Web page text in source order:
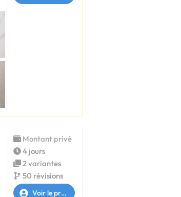
Montant privé
4 jours
2 variantes
50 révisions
Voir le profil